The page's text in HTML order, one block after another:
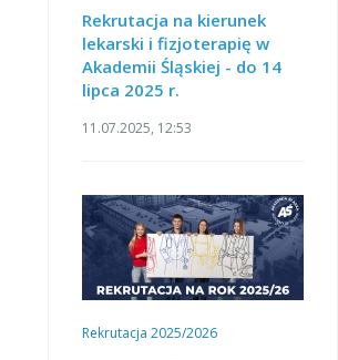
Rekrutacja na kierunek
lekarski i fizjoterapię w
Akademii Śląskiej - do 14
lipca 2025 r.
11.07.2025, 12:53
Rekrutacja 2025/2026